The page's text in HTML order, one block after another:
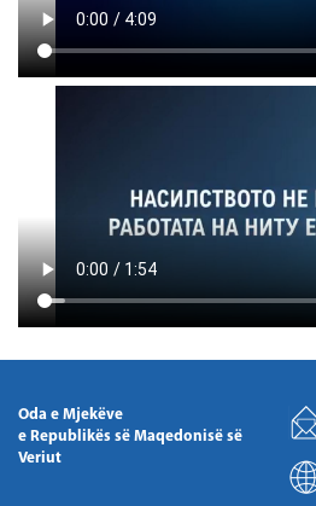
Oda e Mjekëve
e Republikës së Maqedonisë së
Veriut